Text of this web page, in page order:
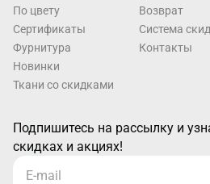
По цвету
Cертификаты
Фурнитура
Новинки
Ткани со скидками
Возврат
Система
Контакты
Подпишитесь на рассылку и
скидках и акциях!